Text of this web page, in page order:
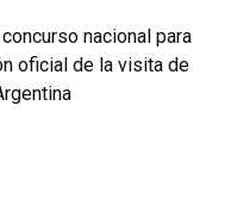
nacional para
oficial de la visita de